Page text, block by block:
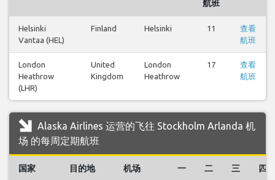
航班
Helsinki
Vantaa (HEL)
Finland Helsinki 11
查看
航班
London
Heathrow
(LHR)
United
Kingdom
London
Heathrow
17
查看
航班
Alaska Airlines 运营的飞往 Stockholm Arlanda 机
场 的每周定期航班
国家 目的地 机场 一 二 三 四